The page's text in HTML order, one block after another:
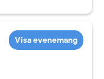
Visa evenemang